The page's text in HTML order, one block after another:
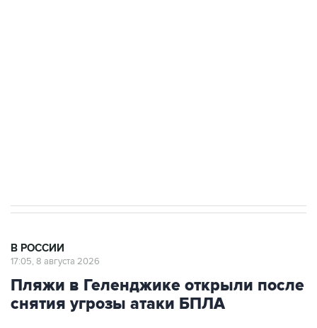
В РОССИИ
17:05, 8 августа 2026
Пляжи в Геленджике открыли после
снятия угрозы атаки БПЛА